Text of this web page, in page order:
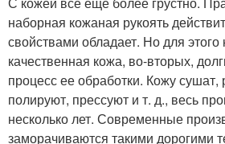
наборная кожаная рукоять
свойствами обладает. Но для
качественная кожа, во-вторых,
процесс ее обработки. Кожу сушат,
полируют, прессуют и т. д., весь
несколько лет. Современные
заморачиваются такими дорогими